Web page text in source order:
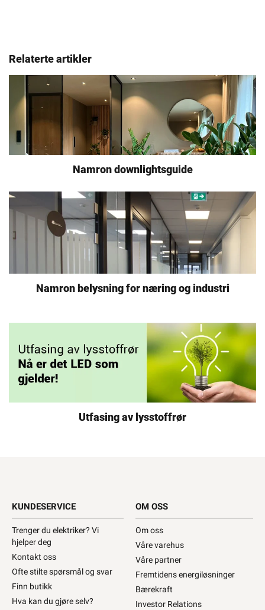
Relaterte artikler
Namron downlightsguide
Namron belysning for næring og industri
Utfasing av lysstoffrør
KUNDESERVICE
Trenger du elektriker? Vi
hjelper deg
Kontakt oss
Ofte stilte spørsmål og svar
Finn butikk
Hva kan du gjøre selv?
OM OSS
Om oss
Våre varehus
Våre partner
Fremtidens energiløsninger
Bærekraft
Investor Relations